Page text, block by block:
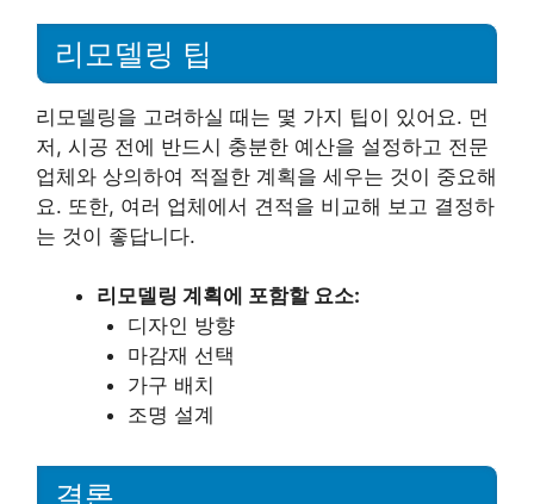
리모델링 팁
리모델링을 고려하실 때는 몇 가지 팁이 있어요. 먼
저, 시공 전에 반드시 충분한 예산을 설정하고 전문
업체와 상의하여 적절한 계획을 세우는 것이 중요해
요. 또한, 여러 업체에서 견적을 비교해 보고 결정하
는 것이 좋답니다.
리모델링 계획에 포함할 요소:
디자인 방향
마감재 선택
가구 배치
조명 설계
결론